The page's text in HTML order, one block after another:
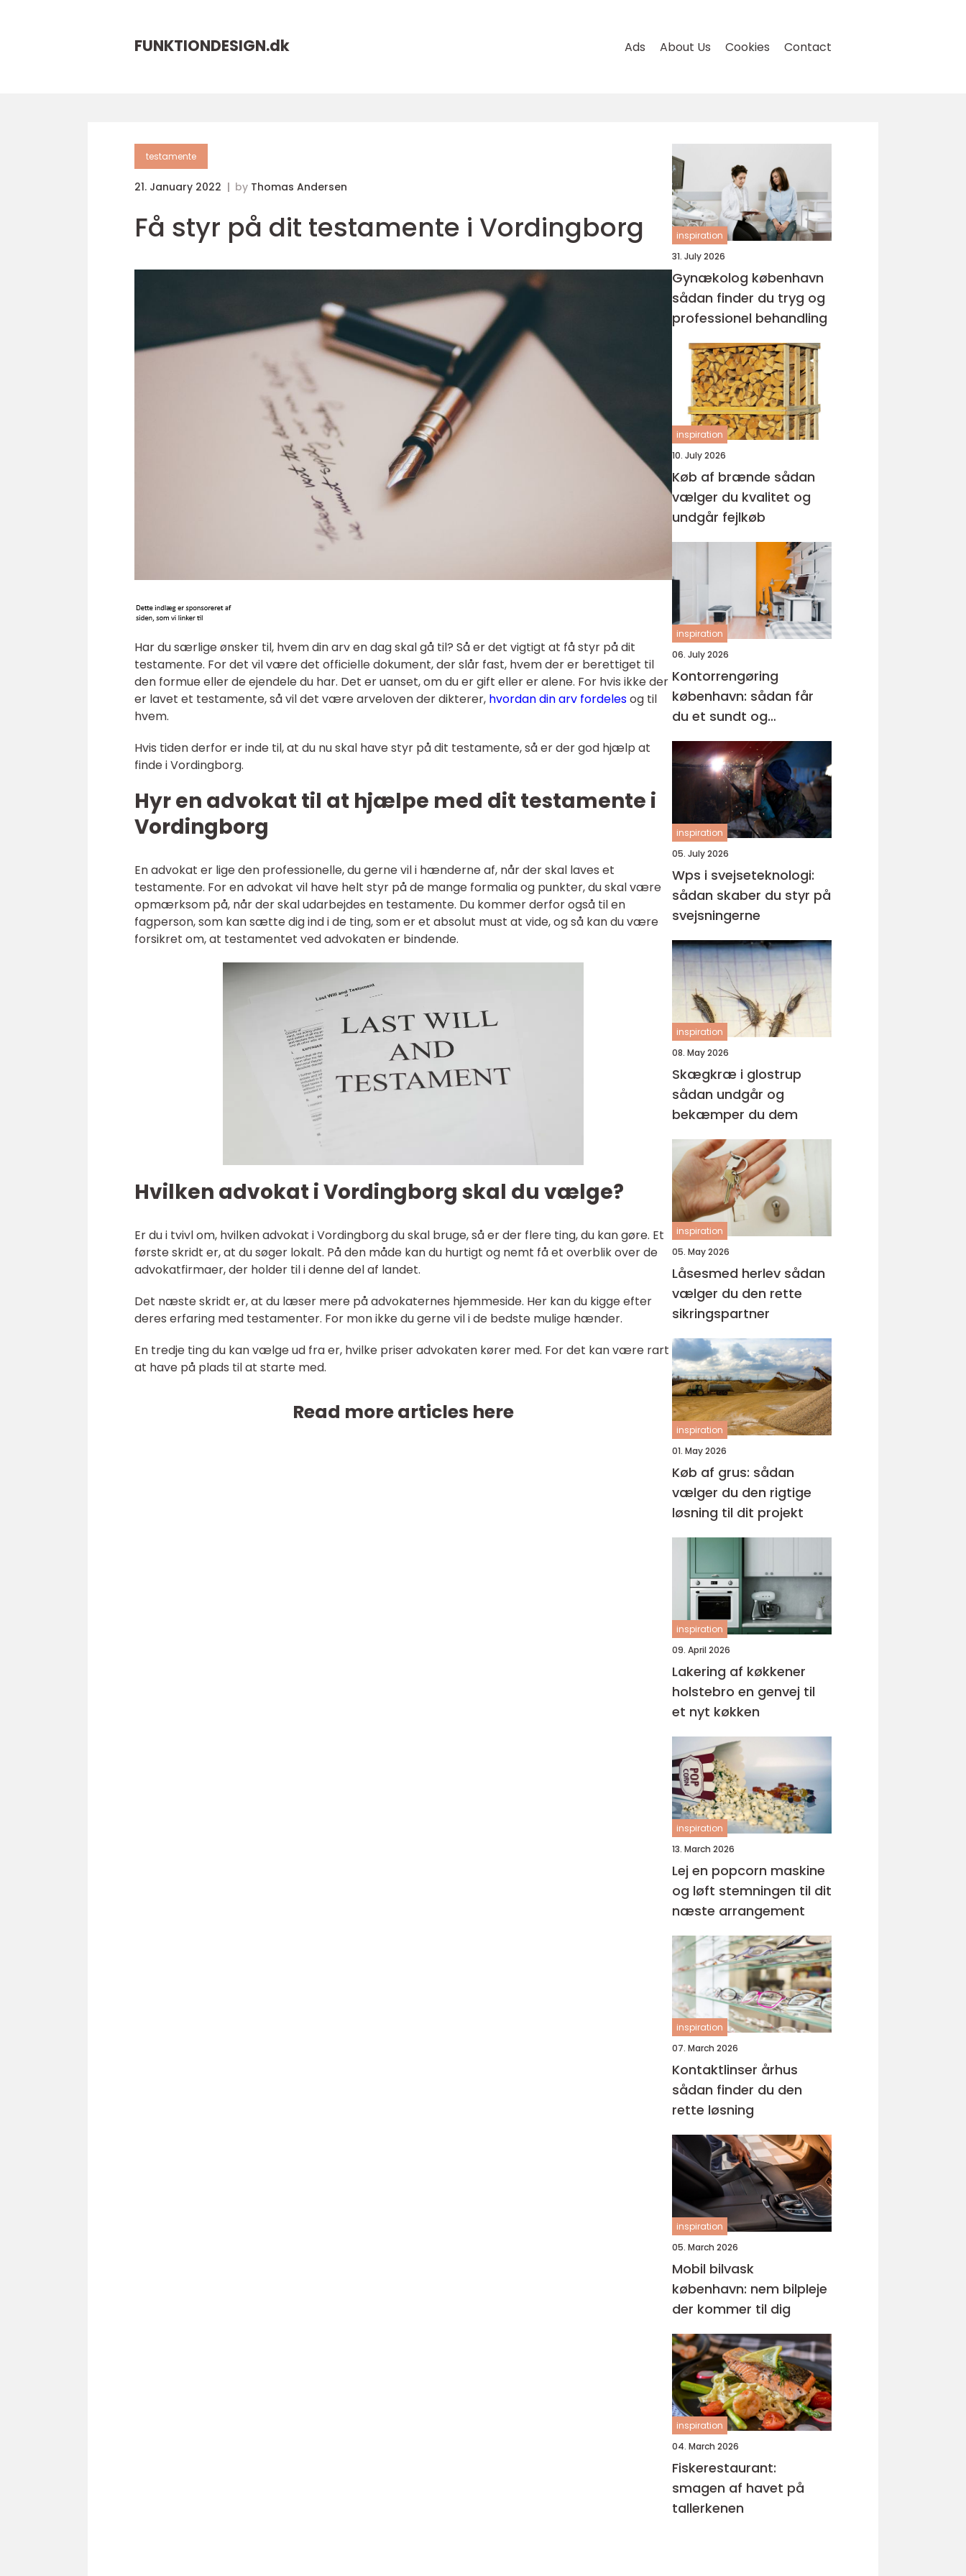
FUNKTIONDESIGN.dk Ads About Us Cookies Contact
testamente
21. January 2022 by Thomas Andersen
Få styr på dit testamente i Vordingborg
Har du særlige ønsker til, hvem din arv en dag skal gå til? Så er det vigtigt at få styr på dit
testamente. For det vil være det officielle dokument, der slår fast, hvem der er berettiget til
den formue eller de ejendele du har. Det er uanset, om du er gift eller er alene. For hvis ikke der
er lavet et testamente, så vil det være arveloven der dikterer, hvordan din arv fordelesog til
hvem.
Hvis tiden derfor er inde til, at du nu skal have styr på dit testamente, så er der god hjælp at
finde i Vordingborg.
Hyr en advokat til at hjælpe med dit testamente i
Vordingborg
En advokat er lige den professionelle, du gerne vil i hænderne af, når der skal laves et
testamente. For en advokat vil have helt styr på de mange formalia og punkter, du skal være
opmærksom på, når der skal udarbejdes en testamente. Du kommer derfor også til en
fagperson, som kan sætte dig ind i de ting, som er et absolut must at vide, og så kan du være
forsikret om, at testamentet ved advokaten er bindende.
Hvilken advokat i Vordingborg skal du vælge?
Er du i tvivl om, hvilken advokat i Vordingborg du skal bruge, så er der flere ting, du kan gøre. Et
første skridt er, at du søger lokalt. På den måde kan du hurtigt og nemt få et overblik over de
advokatfirmaer, der holder til i denne del af landet.
Det næste skridt er, at du læser mere på advokaternes hjemmeside. Her kan du kigge efter
deres erfaring med testamenter. For mon ikke du gerne vil i de bedste mulige hænder.
En tredje ting du kan vælge ud fra er, hvilke priser advokaten kører med. For det kan være rart
at have på plads til at starte med.
Read more articles here
inspiration
31. July 2026
Gynækolog københavn
sådan finder du tryg og
professionel behandling
inspiration
10. July 2026
Køb af brænde sådan
vælger du kvalitet og
undgår fejlkøb
inspiration
06. July 2026
Kontorrengøring
københavn: sådan får
du et sundt og
professionelt
arbejdsmiljø
inspiration
05. July 2026
Wps i svejseteknologi:
sådan skaber du styr på
svejsningerne
inspiration
08. May 2026
Skægkræ i glostrup
sådan undgår og
bekæmper du dem
inspiration
05. May 2026
Låsesmed herlev sådan
vælger du den rette
sikringspartner
inspiration
01. May 2026
Køb af grus: sådan
vælger du den rigtige
løsning til dit projekt
inspiration
09. April 2026
Lakering af køkkener
holstebro en genvej til
et nyt køkken
inspiration
13. March 2026
Lej en popcorn maskine
og løft stemningen til dit
næste arrangement
inspiration
07. March 2026
Kontaktlinser århus
sådan finder du den
rette løsning
inspiration
05. March 2026
Mobil bilvask
københavn: nem bilpleje
der kommer til dig
inspiration
04. March 2026
Fiskerestaurant:
smagen af havet på
tallerkenen